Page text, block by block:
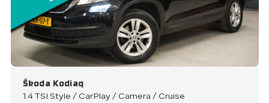
Škoda Kodiaq
1.4 TSI Style / CarPlay / Camera / Cruise